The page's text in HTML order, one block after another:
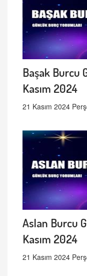
Başak Burcu
Kasım 2024
21 Kasım 2024
Aslan Burcu
Kasım 2024
21 Kasım 2024